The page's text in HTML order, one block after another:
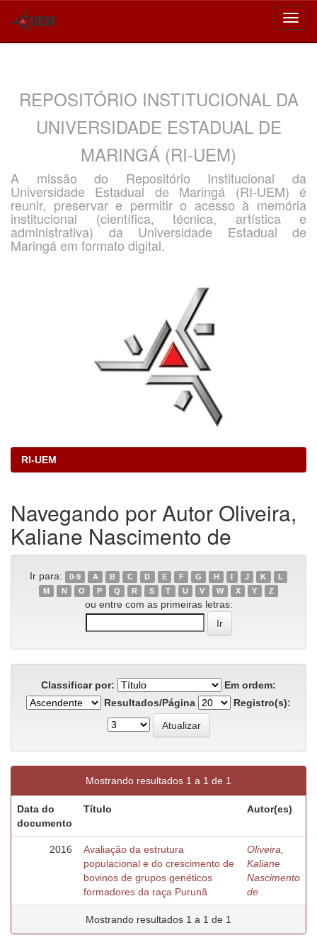
REPOSITÓRIO INSTITUCIONAL DA
UNIVERSIDADE ESTADUAL DE
MARINGÁ (RI-UEM)
A missão do Repositório Institucional da
Universidade Estadual de Maringá (RI-UEM) é
reunir, preservar e permitir o acesso à memória
institucional (científica, técnica, artística e
administrativa) da Universidade Estadual de
Maringá em formato digital.
RI-UEM
Navegando por Autor Oliveira,
Kaliane Nascimento de
Ir para: 0-9 A B C D E F G H I J K
L
M
N O P Q R S T U V W X Y Z
ou entre com as primeiras letras:
Classificar por:
Em ordem:
Resultados/Página
Registro(s):
Mostrando resultados 1 a 1 de 1
Data do
documento
Título Autor(es)
2016
Avaliação da estrutura
populacional e do crescimento de
bovinos de grupos genéticos
formadores da raça Purunã
Oliveira,
Kaliane
Nascimento
de
Mostrando resultados 1 a 1 de 1